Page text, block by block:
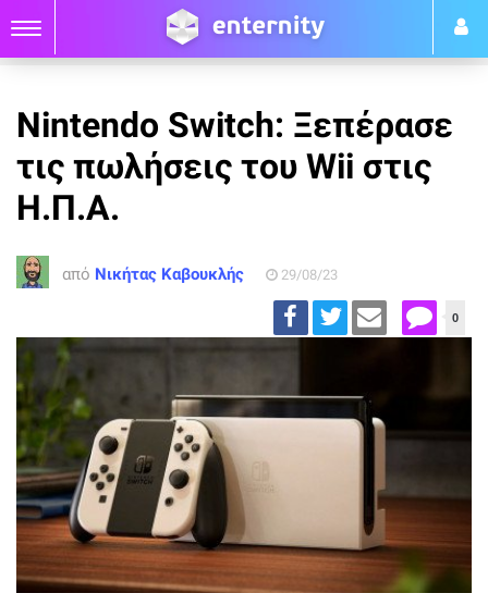
Nintendo Switch: Ξεπέρασε
τις πωλήσεις του Wii στις
Η.Π.Α.
από Νικήτας Καβουκλής 29/08/23
0